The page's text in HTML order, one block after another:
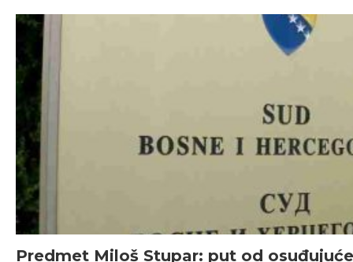
Predmet Miloš Stupar: put od